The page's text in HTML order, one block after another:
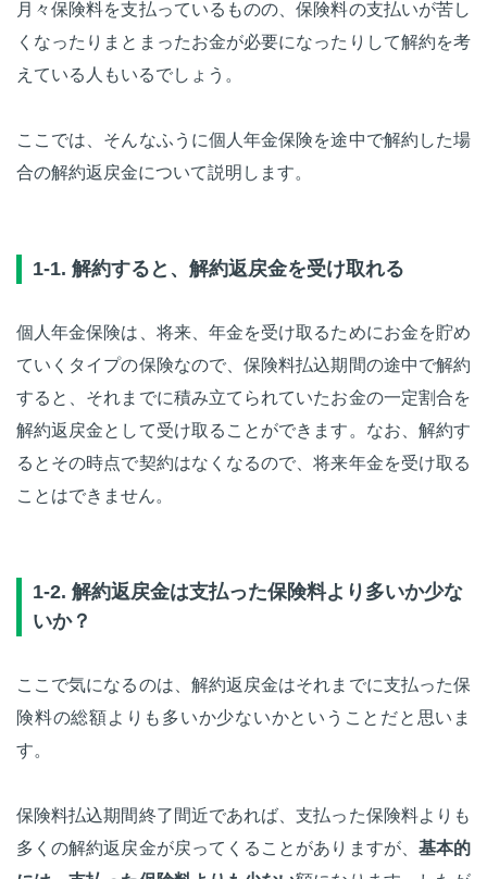
月々保険料を支払っているものの、保険料の支払いが苦し
くなったりまとまったお金が必要になったりして解約を考
えている人もいるでしょう。
ここでは、そんなふうに個人年金保険を途中で解約した場
合の解約返戻金について説明します。
1-1. 解約すると、解約返戻金を受け取れる
個人年金保険は、将来、年金を受け取るためにお金を貯め
ていくタイプの保険なので、保険料払込期間の途中で解約
すると、それまでに積み立てられていたお金の一定割合を
解約返戻金として受け取ることができます。なお、解約す
るとその時点で契約はなくなるので、将来年金を受け取る
ことはできません。
1-2. 解約返戻金は支払った保険料より多いか少な
いか？
ここで気になるのは、解約返戻金はそれまでに支払った保
険料の総額よりも多いか少ないかということだと思いま
す。
保険料払込期間終了間近であれば、支払った保険料よりも
多くの解約返戻金が戻ってくることがありますが、 基本的